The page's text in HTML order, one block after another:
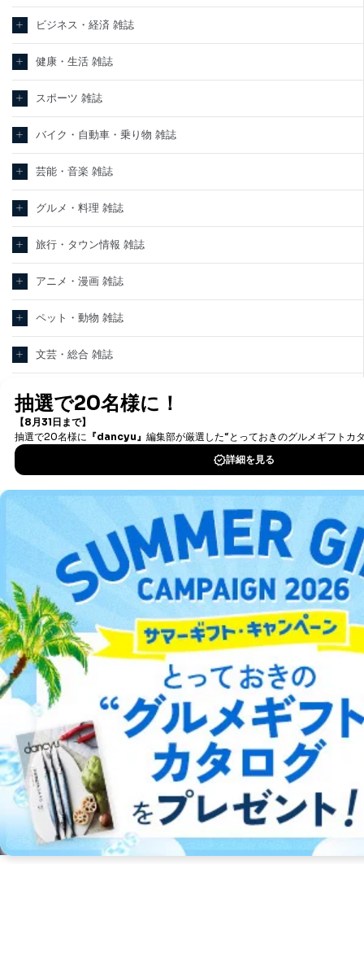
ビジネス・経済 雑誌
健康・生活 雑誌
スポーツ 雑誌
バイク・自動車・乗り物 雑誌
芸能・音楽 雑誌
グルメ・料理 雑誌
旅行・タウン情報 雑誌
アニメ・漫画 雑誌
ペット・動物 雑誌
文芸・総合 雑誌
趣味・芸術 雑誌
ヘアカタログ・美容 雑誌
テクノロジー・科学 雑誌
パソコン・PC 雑誌
新聞・業界紙
洋(海外)雑誌
中国雑誌
総合案内
アフィリエイト 採用情報
プレスリリース お問い合わせ